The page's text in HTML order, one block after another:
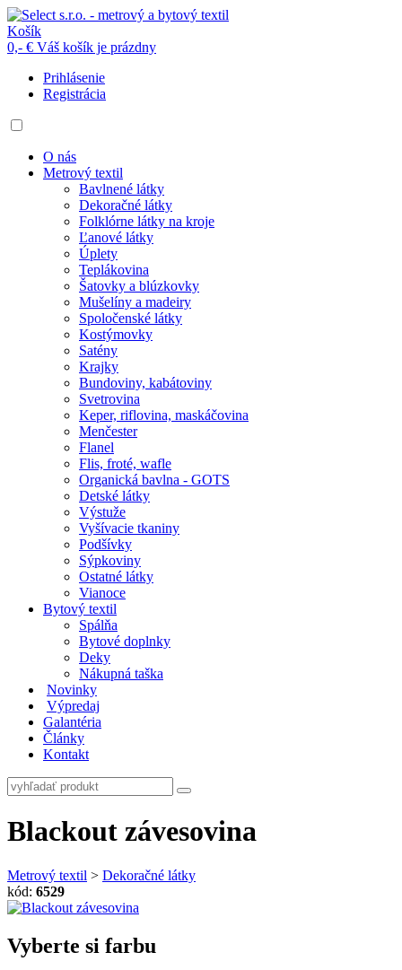
Košík
0,- € Váš košík je prázdny
Prihlásenie
Registrácia
O nás
Metrový textil
Bavlnené látky
Dekoračné látky
Folklórne látky na kroje
Ľanové látky
Úplety
Teplákovina
Šatovky a blúzkovky
Mušelíny a madeiry
Spoločenské látky
Kostýmovky
Satény
Krajky
Bundoviny, kabátoviny
Svetrovina
Keper, riflovina, maskáčovina
Menčester
Flanel
Flis, froté, wafle
Organická bavlna - GOTS
Detské látky
Výstuže
Vyšívacie tkaniny
Podšívky
Sýpkoviny
Ostatné látky
Vianoce
Bytový textil
Spálňa
Bytové doplnky
Deky
Nákupná taška
Novinky
Výpredaj
Galantéria
Články
Kontakt
Blackout závesovina
Metrový textil > Dekoračné látky
kód: 6529
Vyberte si farbu